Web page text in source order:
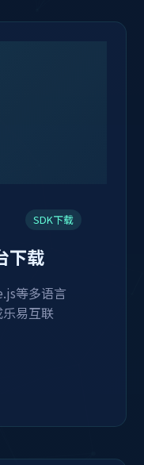
SDK下载
下载
等多语言
易互联